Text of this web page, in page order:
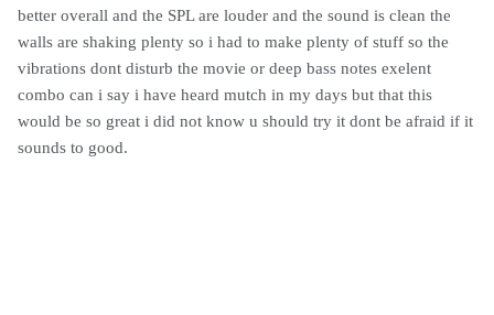
better overall and the SPL are louder and the sound is clean the
walls are shaking plenty so i had to make plenty of stuff so the
vibrations dont disturb the movie or deep bass notes exelent
combo can i say i have heard mutch in my days but that this
would be so great i did not know u should try it dont be afraid if it
sounds to good.